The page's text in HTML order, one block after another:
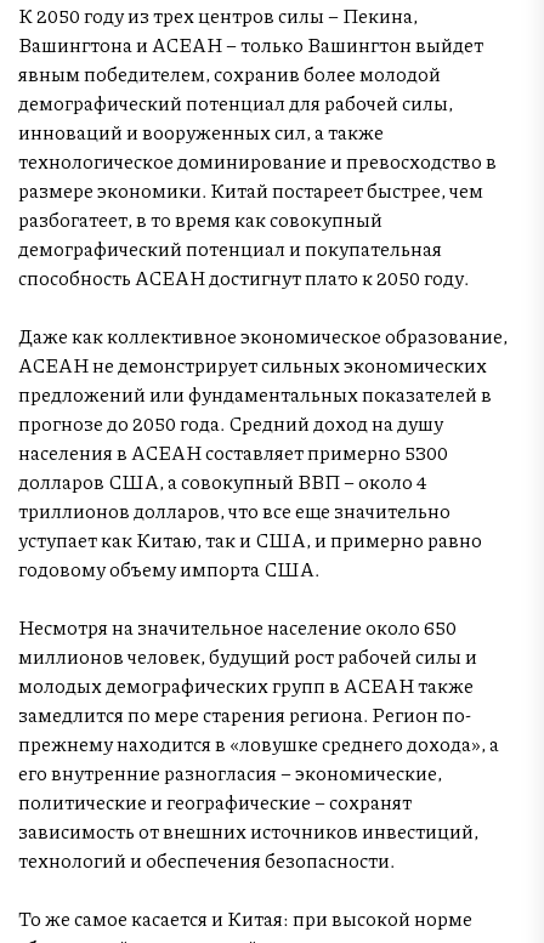
К 2050 году из трех центров силы – Пекина,
Вашингтона и АСЕАН – только Вашингтон выйдет
явным победителем, сохранив более молодой
демографический потенциал для рабочей силы,
инноваций и вооруженных сил, а также
технологическое доминирование и превосходство в
размере экономики. Китай постареет быстрее, чем
разбогатеет, в то время как совокупный
демографический потенциал и покупательная
способность АСЕАН достигнут плато к 2050 году.
Даже как коллективное экономическое образование,
АСЕАН не демонстрирует сильных экономических
предложений или фундаментальных показателей в
прогнозе до 2050 года. Средний доход на душу
населения в АСЕАН составляет примерно 5300
долларов США, а совокупный ВВП – около 4
триллионов долларов, что все еще значительно
уступает как Китаю, так и США, и примерно равно
годовому объему импорта США.
Несмотря на значительное население около 650
миллионов человек, будущий рост рабочей силы и
молодых демографических групп в АСЕАН также
замедлится по мере старения региона. Регион по-
прежнему находится в «ловушке среднего дохода», а
его внутренние разногласия – экономические,
политические и географические – сохранят
зависимость от внешних источников инвестиций,
технологий и обеспечения безопасности.
То же самое касается и Китая: при высокой норме